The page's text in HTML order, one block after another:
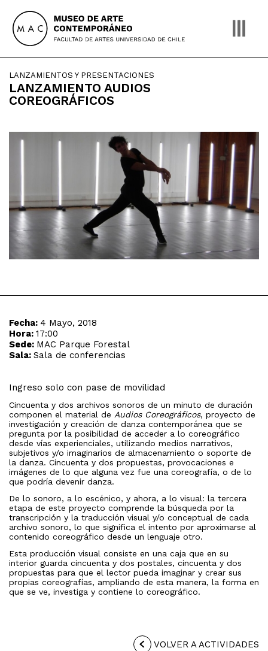
content
LANZAMIENTOS Y PRESENTACIONES
LANZAMIENTO AUDIOS
COREOGRÁFICOS
Fecha: 4 Mayo, 2018
Hora: 17:00
Sede: MAC Parque Forestal
Sala: Sala de conferencias
Ingreso solo con pase de movilidad
Cincuenta y dos archivos sonoros de un minuto de duración
componen el material de Audios Coreográficos, proyecto de
investigación y creación de danza contemporánea que se
pregunta por la posibilidad de acceder a lo coreográfico
desde vías experienciales, utilizando medios narrativos,
subjetivos y/o imaginarios de almacenamiento o soporte de
la danza. Cincuenta y dos propuestas, provocaciones e
imágenes de lo que alguna vez fue una coreografía, o de lo
que podría devenir danza.
De lo sonoro, a lo escénico, y ahora, a lo visual: la tercera
etapa de este proyecto comprende la búsqueda por la
transcripción y la traducción visual y/o conceptual de cada
archivo sonoro, lo que significa el intento por aproximarse al
contenido coreográfico desde un lenguaje otro.
Esta producción visual consiste en una caja que en su
interior guarda cincuenta y dos postales, cincuenta y dos
propuestas para que el lector pueda imaginar y crear sus
propias coreografías, ampliando de esta manera, la forma en
que se ve, investiga y contiene lo coreográfico.
VOLVER A ACTIVIDADES